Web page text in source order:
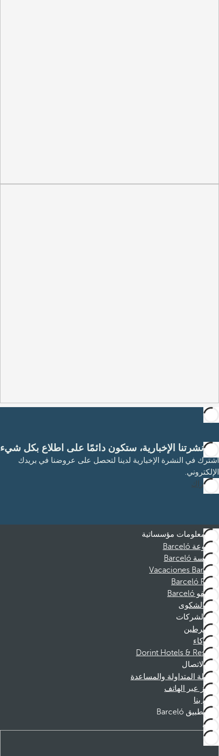
مع نشرتنا الإخبارية، ستكون دائمًا على اطلاع بكل شيء
اشترك في النشرة الإخبارية لدينا لتحصل على عروضنا في بريدك
الإلكتروني.
الاشتراك
معلومات مؤسساتية
مجموعة Barceló
مؤسسة Barceló
Vacaciones Barceló
Barceló Films
موظفو Barceló
قناة الشكوى
الشركات
المنخرطين
الشركاء
Dorint Hotels & Resorts
الاتصال
الأسئلة المتداولة والمساعدة
الحجز عبر الهاتف
اتصل بنا
تطبيق Barceló
تنزيل